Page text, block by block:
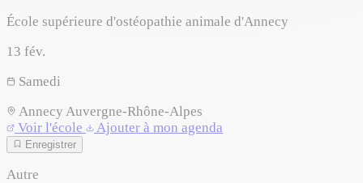
École supérieure d'ostéopathie animale d'Annecy
13 fév.
Samedi
Annecy Auvergne-Rhône-Alpes
Voir l'école
Ajouter à mon agenda
Enregistrer
Autre